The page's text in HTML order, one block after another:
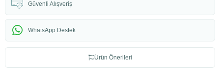
Güvenli Alışveriş
WhatsApp Destek
Ürün Önerileri